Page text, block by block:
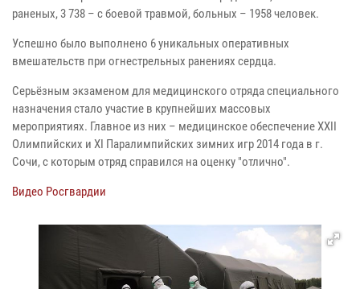
раненых, 3 738 – с боевой травмой, больных – 1958 человек.
Успешно было выполнено 6 уникальных оперативных
вмешательств при огнестрельных ранениях сердца.
Серьёзным экзаменом для медицинского отряда специального
назначения стало участие в крупнейших массовых
мероприятиях. Главное из них – медицинское обеспечение XXII
Олимпийских и XI Паралимпийских зимних игр 2014 года в г.
Сочи, с которым отряд справился на оценку "отлично".
Видео Росгвардии